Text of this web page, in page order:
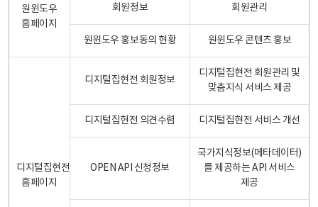
원윈도우
홈페이지
회원정보
회원관리
원윈도우 홍보동의 현황 원윈도우 콘텐츠 홍보
디지털집현전
홈페이지
디지털집현전 회원정보
디지털집현전 회원관리 및
맞춤지식 서비스 제공
디지털집현전 의견수렴 디지털집현전 서비스 개선
OPEN API 신청정보
국가지식정보(메타데이터)
를 제공하는 API 서비스
제공